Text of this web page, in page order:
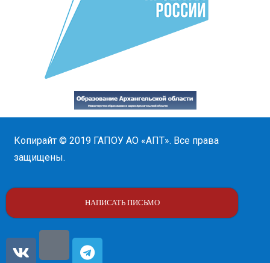
Копирайт © 2019 ГАПОУ АО «АПТ». Все права
защищены.
НАПИСАТЬ ПИСЬМО